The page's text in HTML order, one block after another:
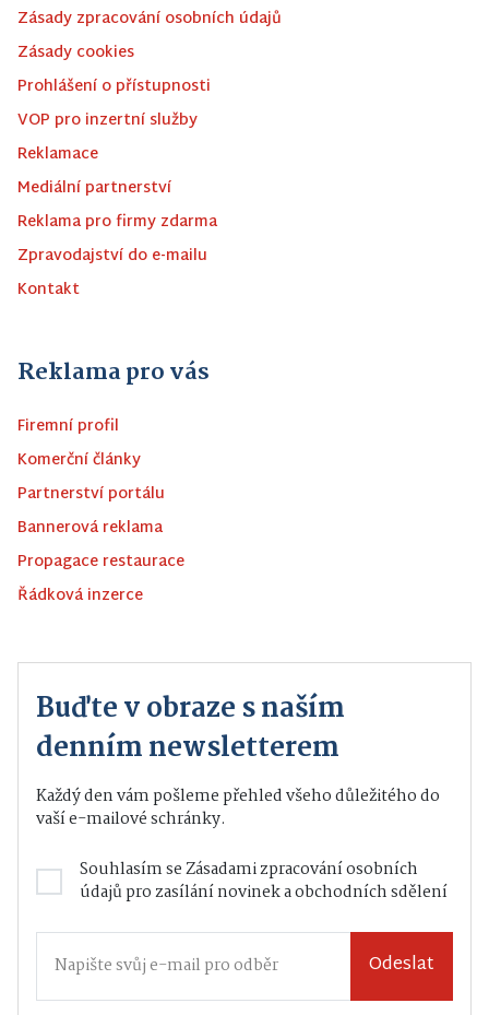
Zásady zpracování osobních údajů
Zásady cookies
Prohlášení o přístupnosti
VOP pro inzertní služby
Reklamace
Mediální partnerství
Reklama pro firmy zdarma
Zpravodajství do e-mailu
Kontakt
Reklama pro vás
Firemní profil
Komerční články
Partnerství portálu
Bannerová reklama
Propagace restaurace
Řádková inzerce
Buďte v obraze s naším
denním newsletterem
Každý den vám pošleme přehled všeho důležitého do
vaší e-mailové schránky.
Souhlasím seZásadami zpracování osobních
údajůpro zasílání novinek a obchodních sdělení
Odeslat